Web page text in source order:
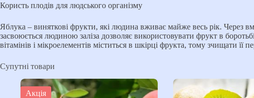
Користь плодів для людського організму
Яблука – виняткові фрукти, які людина вживає майже весь рік. Через
засвоюється людиною заліза дозволяє використовувати фрукт в
вітамінів і мікроелементів міститься в шкірці фрукта, тому зчищати її
Супутні товари
Акція